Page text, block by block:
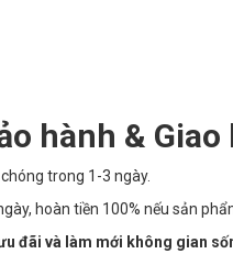
hành & Giao
trong 1-3 ngày.
hoàn tiền 100% nếu sản
đãi và làm mới không gian